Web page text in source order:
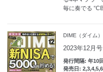
毎に奏でる
DIME（ダイム）
2023年12月号
発行間隔: 年10
発売日: